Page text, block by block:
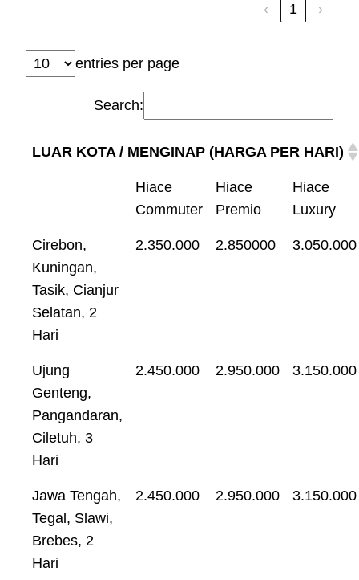
‹ 1 ›
entries per page
Search:
LUAR KOTA / MENGINAP (HARGA PER HARI)
Hiace
Commuter
Hiace
Premio
Hiace
Luxury
Cirebon,
Kuningan,
Tasik, Cianjur
Selatan, 2
Hari
2.350.000 2.850000 3.050.000
Ujung
Genteng,
Pangandaran,
Ciletuh, 3
Hari
2.450.000 2.950.000 3.150.000
Jawa Tengah,
Tegal, Slawi,
Brebes, 2
Hari
2.450.000 2.950.000 3.150.000